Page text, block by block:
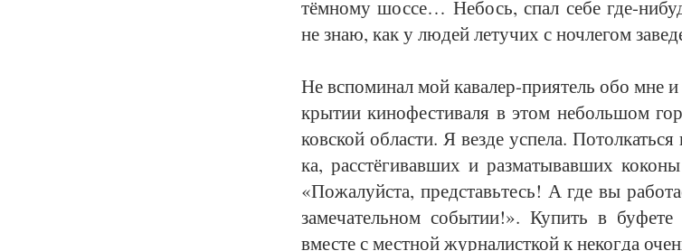
тём­но­му шос­се… Не­бось, спал се­бе где-
не знаю, как у лю­дей ле­ту­чих с ноч­ле­гом
Не вспо­ми­нал мой ка­ва­лер-при­ятель обо мне
кры­тии ки­но­фес­ти­ва­ля в этом не­боль­шом
ков­ской об­лас­ти. Я вез­де успе­ла.
ка, рас­стёги­вав­ших и раз­ма­ты­вав­ших
«По­жа­луй­ста, пред­ставь­тесь! А где вы
за­ме­ча­тель­ном со­бы­тии!». Ку­пить в
вмес­те с мест­ной жур­на­лист­кой к не­ког­да